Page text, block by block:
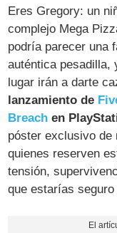
Eres Gregory: un
complejo Mega
podría parecer una
auténtica pesadilla,
lugar irán a darte
lanzamiento de
Breach en
póster exclusivo de
quienes reserven
tensión,
que estarías